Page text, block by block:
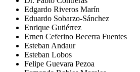
Edgardo Riveros Marín
Eduardo Sobarzo-Sánchez
Enrique Gutiérrez
Ernen Ceferino Becerra Fuentes
Esteban Andaur
Esteban Lobos
Felipe Guevara Pezoa